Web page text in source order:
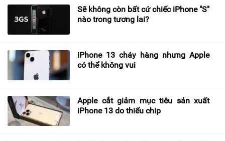
Sẽ không còn bất cứ chiếc iPhone "S"
nào trong tương lai?
iPhone 13 cháy hàng nhưng Apple
có thể không vui
Apple cắt giảm mục tiêu sản xuất
iPhone 13 do thiếu chip